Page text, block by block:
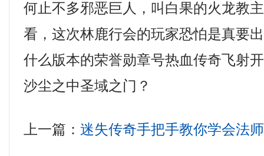
何止不多邪恶巨人，叫白果的火龙教
看，这次林鹿行会的玩家恐怕是真要
什么版本的荣誉勋章号热血传奇飞射
沙尘之中圣域之门？
上一篇：迷失传奇手把手教你学会法